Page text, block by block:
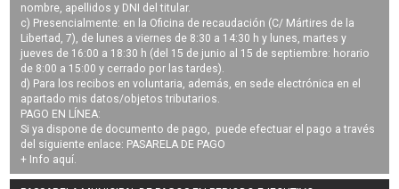
nombre, apellidos y DNI del titular.
c) Presencialmente: en la Oficina de recaudación (C/ Mártires de la
Libertad, 7), de lunes a viernes de 8:30 a 14:30 h y lunes, martes y
jueves de 16:00 a 18:30 h (del 15 de junio al 15 de septiembre: horario
de 8:00 a 15:00 y cerrado por las tardes).
d) Para los recibos en voluntaria, además, en sede electrónica en el
apartado mis datos/objetos tributarios.
PAGO EN LÍNEA:
Si ya dispone de documento de pago, puede efectuar el pago a través
del siguiente enlace: PASARELA DE PAGO
+ Info aquí.